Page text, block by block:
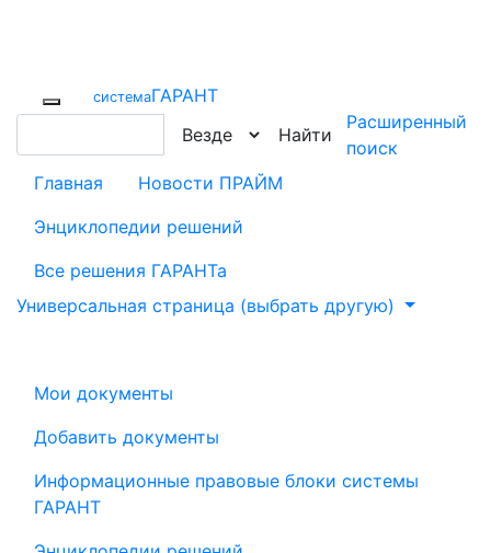
cистемаГАРАНТ
Найти
Расширенный
поиск
Главная
Новости ПРАЙМ
Энциклопедии решений
Все решения ГАРАНТа
Универсальная страница (выбрать другую)
Мои документы
Добавить документы
Информационные правовые блоки системы
ГАРАНТ